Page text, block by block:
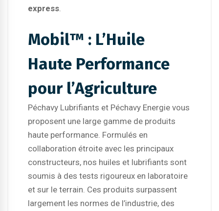
express
Mobil™ : L’Huile
Haute Performance
pour l’Agriculture
Péchavy Lubrifiants et Péchavy Energie vous
proposent une large gamme de produits
haute performance. Formulés en
collaboration étroite avec les principaux
constructeurs, nos huiles et lubrifiants sont
soumis à des tests rigoureux en laboratoire
et sur le terrain. Ces produits surpassent
largement les normes de l’industrie, des